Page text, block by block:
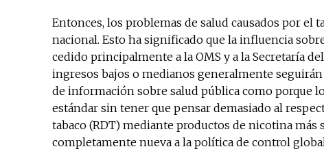
Entonces, los problemas de salud causados por el
nacional. Esto ha significado que la influencia
cedido principalmente a la OMS y a la Secretaría
ingresos bajos o medianos generalmente
de información sobre salud pública como porque
estándar sin tener que pensar demasiado al
tabaco (RDT) mediante productos de nicotina más
completamente nueva a la política de control